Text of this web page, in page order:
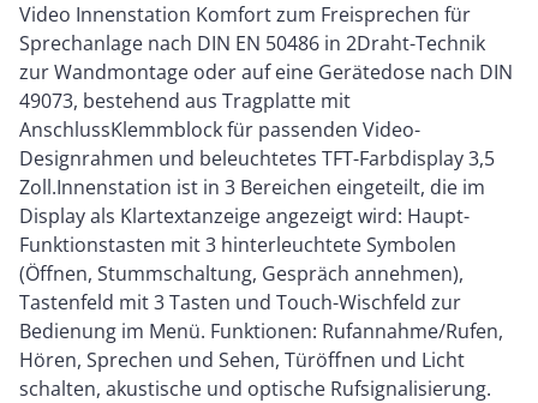
Video Innenstation Komfort zum Freisprechen für
Sprechanlage nach DIN EN 50486 in 2Draht-Technik
zur Wandmontage oder auf eine Gerätedose nach DIN
49073, bestehend aus Tragplatte mit
AnschlussKlemmblock für passenden Video-
Designrahmen und beleuchtetes TFT-Farbdisplay 3,5
Zoll.Innenstation ist in 3 Bereichen eingeteilt, die im
Display als Klartextanzeige angezeigt wird: Haupt-
Funktionstasten mit 3 hinterleuchtete Symbolen
(Öffnen, Stummschaltung, Gespräch annehmen),
Tastenfeld mit 3 Tasten und Touch-Wischfeld zur
Bedienung im Menü. Funktionen: Rufannahme/Rufen,
Hören, Sprechen und Sehen, Türöffnen und Licht
schalten, akustische und optische Rufsignalisierung.